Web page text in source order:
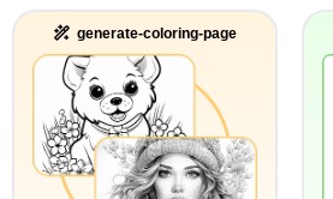
generate-coloring-page